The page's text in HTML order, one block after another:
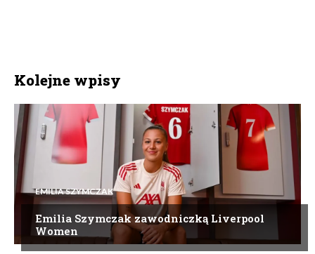
Kolejne wpisy
EMILIA SZYMCZAK
Emilia Szymczak zawodniczką Liverpool
Women